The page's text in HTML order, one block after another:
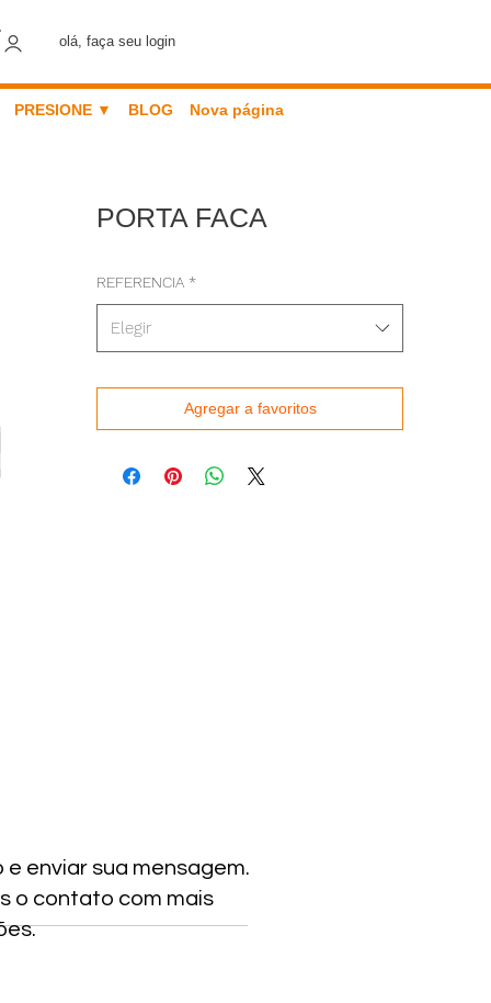
olá, faça seu login
PRESIONE ▼ BLOG Nova página
PORTA FACA
REFERENCIA *
Elegir
Agregar a favoritos
enviar sua mensagem.
o contato com mais